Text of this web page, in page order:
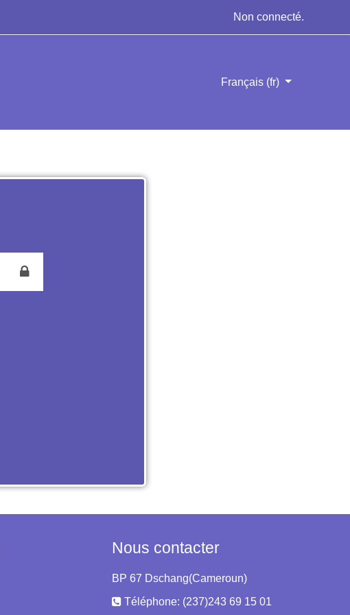
Non connecté.
Français ‎(fr)‎
Nous contacter
BP 67 Dschang(Cameroun)
Téléphone: (237)243 69 15 01